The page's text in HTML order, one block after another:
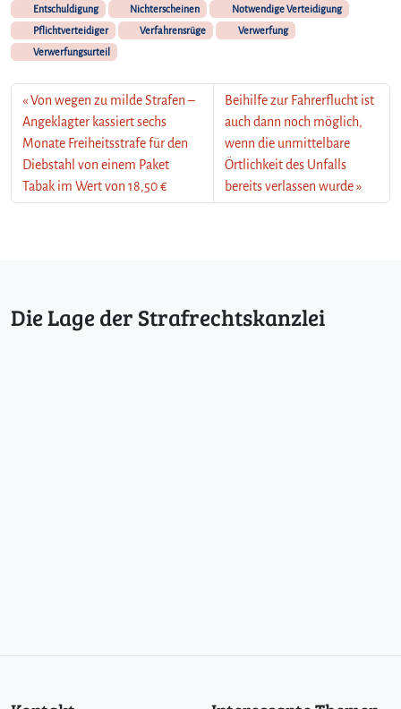
Entschuldigung
Nichterscheinen
Notwendige Verteidigung
Pflichtverteidiger
Verfahrensrüge
Verwerfung
Verwerfungsurteil
Von wegen zu milde Strafen –
Angeklagter kassiert sechs
Monate Freiheitsstrafe für den
Diebstahl von einem Paket
Tabak im Wert von 18,50 €
Beihilfe zur Fahrerflucht ist
auch dann noch möglich,
wenn die unmittelbare
Örtlichkeit des Unfalls
bereits verlassen wurde
Die Lage der Strafrechtskanzlei